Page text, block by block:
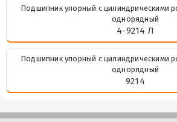
Подшипник упорный с цилиндрическими
однорядный
4-9214 Л
Подшипник упорный с цилиндрическими
однорядный
9214